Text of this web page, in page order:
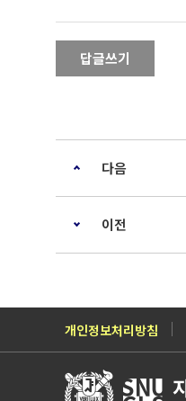
답글쓰기
다음
이전
개인정보처리방침